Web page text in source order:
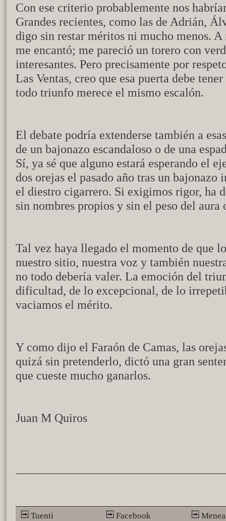
Con ese criterio probablemente nos
Grandes recientes, como las de Adrián,
digo sin restar méritos ni mucho menos.
me encantó; me pareció un torero con
interesantes. Pero precisamente por
Las Ventas, creo que esa puerta debe
todo triunfo merece el mismo escalón.
El debate podría extenderse también a
de un bajonazo escandaloso o de una
Sí, ya sé que alguno estará esperando el
dos orejas el pasado año tras un
el diestro cigarrero. Si exigimos rigor, ha
sin nombres propios y sin el peso del aura
Tal vez haya llegado el momento de que
nuestro sitio, nuestra voz y también
no todo debería valer. La emoción del
dificultad, de lo excepcional, de lo
vaciamos el mérito.
Y como dijo el Faraón de Camas, las
quizá sin pretenderlo, dictó una gran
que cueste mucho ganarlos.
Juan M Quiros
Tuenti Facebook